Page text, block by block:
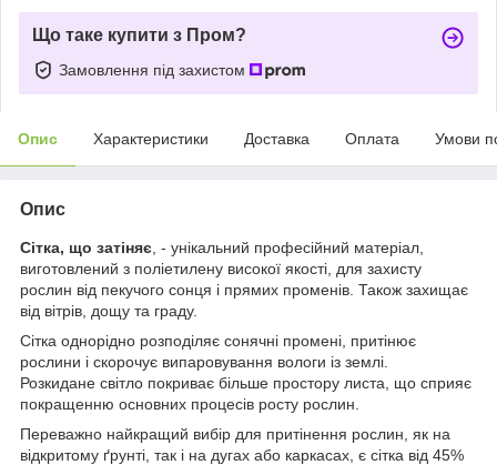
Що таке купити з Пром?
Замовлення під захистом
Опис Характеристики Доставка Оплата Умови
Опис
Сітка, що затіняє , - унікальний професійний матеріал,
виготовлений з поліетилену високої якості, для захисту
рослин від пекучого сонця і прямих променів. Також захищає
від вітрів, дощу та граду.
Сітка однорідно розподіляє сонячні промені, притінює
рослини і скорочує випаровування вологи із землі.
Розкидане світло покриває більше простору листа, що сприяє
покращенню основних процесів росту рослин.
Переважно найкращий вибір для притінення рослин, як на
відкритому ґрунті, так і на дугах або каркасах, є сітка від 45%